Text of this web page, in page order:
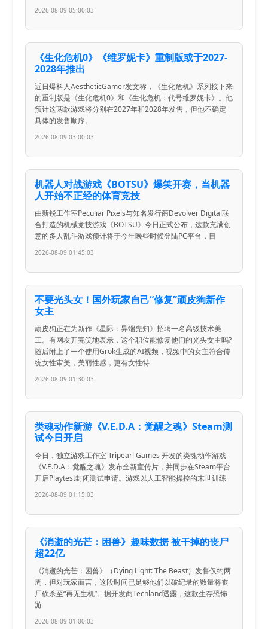
2026-08-09 05:00:03
《生化危机0》《维罗妮卡》重制版或于2027-
2028年推出
近日爆料人AestheticGamer发文称，《生化危机》系列接下来
的重制版是《生化危机0》和《生化危机：代号维罗妮卡》。他
预计这两款游戏将分别在2027年和2028年发售，但他不确定
具体的发售顺序。
2026-08-09 03:00:03
机器人对战游戏《BOTSU》爆笑开赛，当机器
人开始不正经的体育竞技
由新锐工作室Peculiar Pixels与知名发行商Devolver Digital联
合打造的机械竞技游戏《BOTSU》今日正式公布，这款充满创
意的多人乱斗游戏预计将于今年晚些时候登陆PC平台，目
2026-08-09 01:45:03
不要光头女！国外玩家自己“修复”顽皮狗新作
女主
顽皮狗正在为新作《星际：异端先知》招聘一名高级技术美
工。有网友开完笑地表示，这个职位能修复他们的光头女主吗?
随后附上了一个使用Grok生成的AI视频，视频中的女主符合传
统女性审美，美丽性感，更有女性特
2026-08-09 01:30:03
类魂动作新游《V.E.D.A：觉醒之魂》Steam测
试今日开启
今日，独立游戏工作室 Tripearl Games 开发的类魂动作游戏
《V.E.D.A：觉醒之魂》发布全新宣传片，并同步在Steam平台
开启Playtest封闭测试申请。游戏以人工智能操控的末世训练
2026-08-09 01:15:03
《消逝的光芒：困兽》趣味数据 被干掉的丧尸
超22亿
《消逝的光芒：困兽》（Dying Light: The Beast）发售仅约两
周，但对玩家而言，这段时间已足够他们以破纪录的数量将丧
尸砍杀至“再无生机”。据开发商Techland透露，这款生存恐怖
游
2026-08-09 01:00:03